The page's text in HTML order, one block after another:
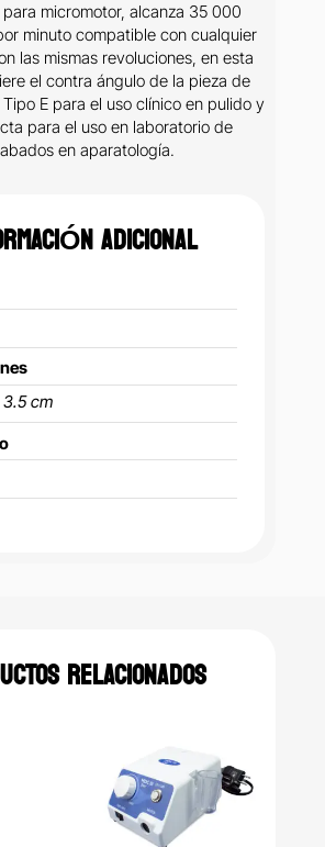
para micromotor, alcanza 35 000
minuto compatible con cualquier
las mismas revoluciones, en esta
el contra ángulo de la pieza de
E para el uso clínico en pulido y
para el uso en laboratorio de
en aparatología.
ADICIONAL
3.5 cm
RELACIONADOS